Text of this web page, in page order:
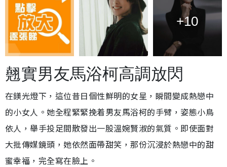
+10
翹實男友馬浴柯高調放閃
在鎂光燈下，這位昔日個性鮮明的女星，瞬間變成熱戀中
的小女人。她全程緊緊挽着男友馬浴柯的手臂，姿態小鳥
依人，舉手投足間散發出一股溫婉賢淑的氣質。即使面對
大批傳媒鏡頭，她依然面帶甜笑，那份沉浸於熱戀中的甜
蜜幸福，完全寫在臉上。